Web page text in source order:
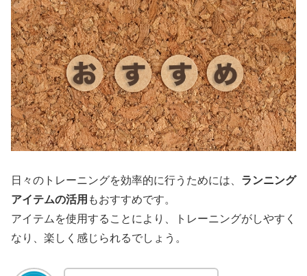
日々のトレーニングを効率的に行うためには、 ランニング
アイテムの活用 もおすすめです。
アイテムを使用することにより、トレーニングがしやすく
なり、楽しく感じられるでしょう。